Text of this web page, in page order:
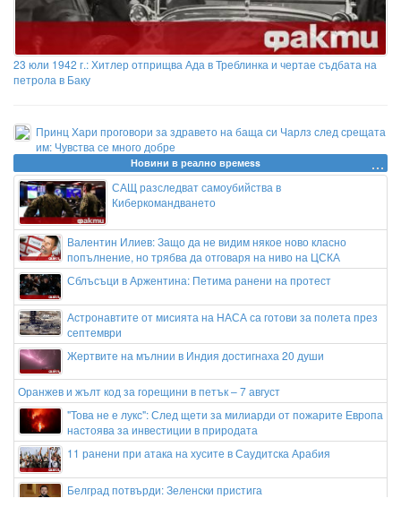
23 юли 1942 г.: Хитлер отприщва Ада в Треблинка и чертае съдбата на
петрола в Баку
Принц Хари проговори за здравето на баща си Чарлз след срещата
им: Чувства се много добре
Новини в реално времеss
САЩ разследват самоубийства в
Киберкомандването
Валентин Илиев: Защо да не видим някое ново класно
попълнение, но трябва да отговаря на ниво на ЦСКА
Сблъсъци в Аржентина: Петима ранени на протест
Астронавтите от мисията на НАСА са готови за полета през
септември
Жертвите на мълнии в Индия достигнаха 20 души
Оранжев и жълт код за горещини в петък – 7 август
"Това не е лукс": След щети за милиарди от пожарите Европа
настоява за инвестиции в природата
11 ранени при атака на хусите в Саудитска Арабия
Белград потвърди: Зеленски пристига